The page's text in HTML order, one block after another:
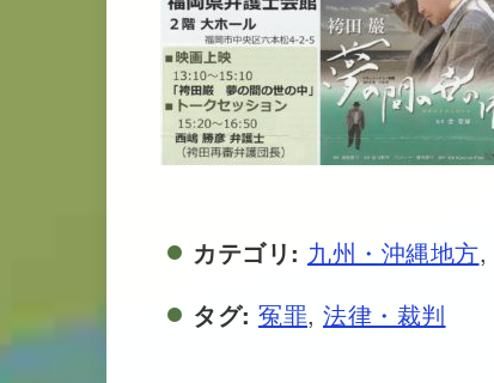
カテゴリ: 九州・沖縄地方,
タグ: 冤罪, 法律・裁判